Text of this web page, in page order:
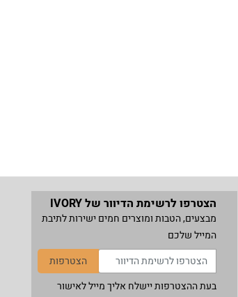
הצטרפו לרשימת הדיוור של IVORY
מבצעים, הטבות ומוצרים חמים ישירות לתיבת
המייל שלכם
הצטרפות
בעת ההצטרפות יישלח אליך מייל לאישור